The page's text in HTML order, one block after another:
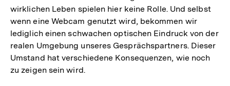
wirklichen Leben spielen hier keine Rolle. Und selbst
wenn eine Webcam genutzt wird, bekommen wir
lediglich einen schwachen optischen Eindruck von der
realen Umgebung unseres Gesprächspartners. Dieser
Umstand hat verschiedene Konsequenzen, wie noch
zu zeigen sein wird.